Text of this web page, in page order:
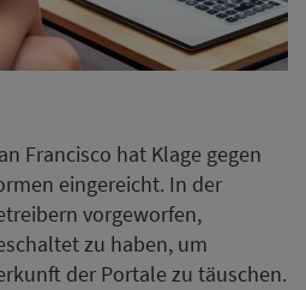
Francisco hat Klage gegen
eingereicht. In der
vorgeworfen,
zu haben, um
der Portale zu täuschen.